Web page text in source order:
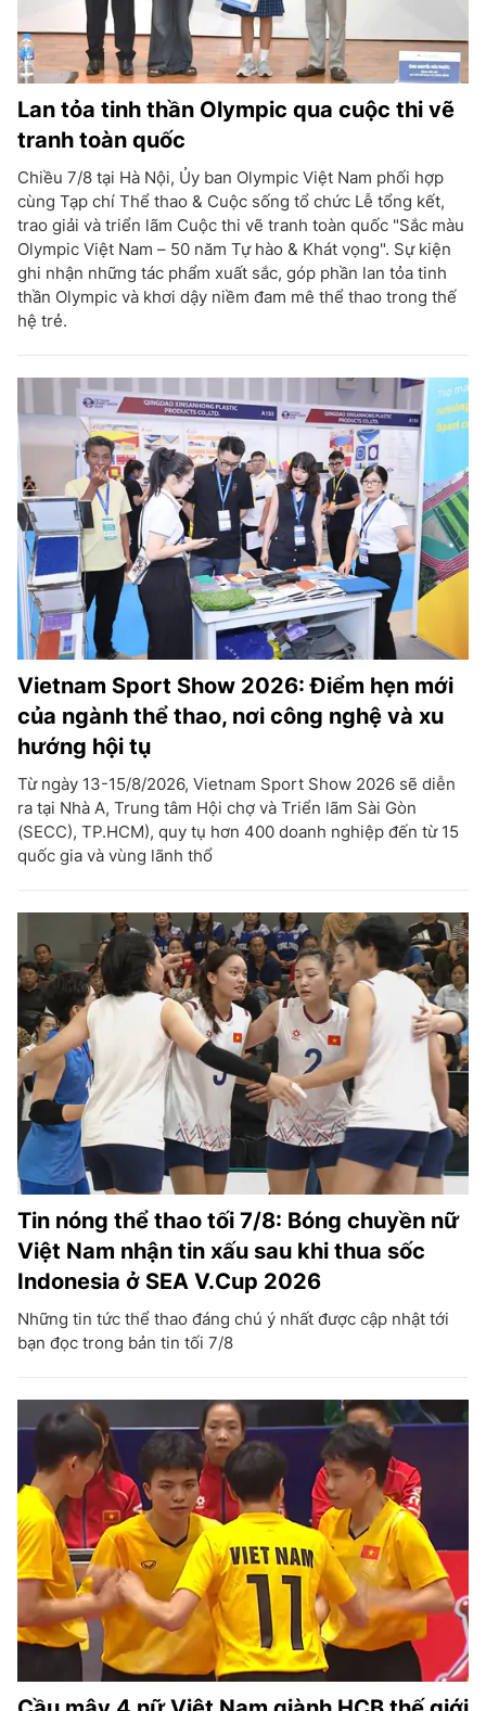
Lan tỏa tinh thần Olympic qua cuộc thi vẽ
tranh toàn quốc
Chiều 7/8 tại Hà Nội, Ủy ban Olympic Việt Nam phối hợp
cùng Tạp chí Thể thao & Cuộc sống tổ chức Lễ tổng kết,
trao giải và triển lãm Cuộc thi vẽ tranh toàn quốc "Sắc màu
Olympic Việt Nam – 50 năm Tự hào & Khát vọng". Sự kiện
ghi nhận những tác phẩm xuất sắc, góp phần lan tỏa tinh
thần Olympic và khơi dậy niềm đam mê thể thao trong thế
hệ trẻ.
Vietnam Sport Show 2026: Điểm hẹn mới
của ngành thể thao, nơi công nghệ và xu
hướng hội tụ
Từ ngày 13-15/8/2026, Vietnam Sport Show 2026 sẽ diễn
ra tại Nhà A, Trung tâm Hội chợ và Triển lãm Sài Gòn
(SECC), TP.HCM), quy tụ hơn 400 doanh nghiệp đến từ 15
quốc gia và vùng lãnh thổ
Tin nóng thể thao tối 7/8: Bóng chuyền nữ
Việt Nam nhận tin xấu sau khi thua sốc
Indonesia ở SEA V.Cup 2026
Những tin tức thể thao đáng chú ý nhất được cập nhật tới
bạn đọc trong bản tin tối 7/8